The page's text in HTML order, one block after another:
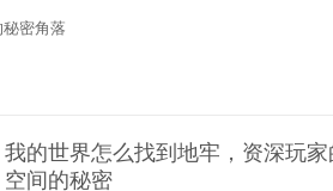
密角落
我的世界怎么找到地牢，资深玩
空间的秘密